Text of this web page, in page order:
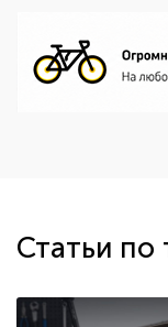
Статьи по